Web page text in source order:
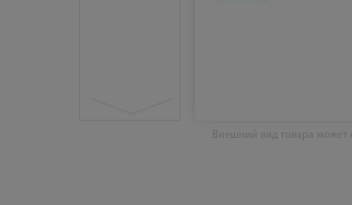
Внешний вид товара может